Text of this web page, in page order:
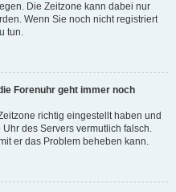
Die Zeitzone kann dabei nur
Wenn Sie noch nicht registriert
tun.
Forenuhr geht immer noch
richtig eingestellt haben und
des Servers vermutlich falsch.
er das Problem beheben kann.